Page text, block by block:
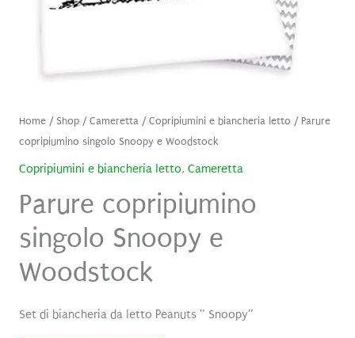
Home/ Shop/Cameretta/Copripiumini e biancheria letto / Parure
copripiumino singolo Snoopy e Woodstock
Copripiumini e biancheria letto, Cameretta
Parure copripiumino
singolo Snoopy e
Woodstock
Set di biancheria da letto Peanuts ” Snoopy”